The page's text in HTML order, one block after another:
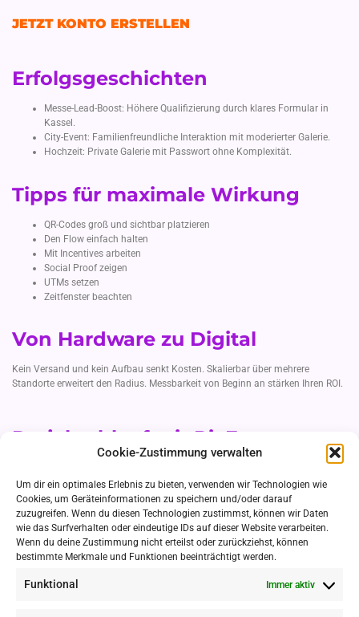
Cookie-Zustimmung verwalten
Um dir ein optimales Erlebnis zu bieten, verwenden wir Technologien wie
Cookies, um Geräteinformationen zu speichern und/oder darauf
zuzugreifen. Wenn du diesen Technologien zustimmst, können wir Daten
wie das Surfverhalten oder eindeutige IDs auf dieser Website verarbeiten.
Wenn du deine Zustimmung nicht erteilst oder zurückziehst, können
bestimmte Merkmale und Funktionen beeinträchtigt werden.
Funktional Immer aktiv
JETZT KONTO ERSTELLEN
Erfolgsgeschichten
Messe-Lead-Boost: Höhere Qualifizierung durch klares Formular in
Kassel.
City-Event: Familienfreundliche Interaktion mit moderierter Galerie.
Hochzeit: Private Galerie mit Passwort ohne Komplexität.
Tipps für maximale Wirkung
QR-Codes groß und sichtbar platzieren
Den Flow einfach halten
Mit Incentives arbeiten
Social Proof zeigen
UTMs setzen
Zeitfenster beachten
Von Hardware zu Digital
Kein Versand und kein Aufbau senkt Kosten. Skalierbar über mehrere
Standorte erweitert den Radius. Messbarkeit von Beginn an stärken Ihren ROI.
Projektablauf mit PicFrog
Designentwürfe
Technik-Setup
Go-Live
Reporting
Interaktive Fotobox für Hochzeit in Kassel